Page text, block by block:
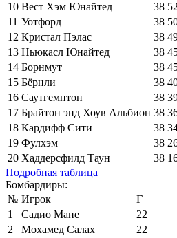
10 Вест Хэм Юнайтед 38 52
11 Уотфорд 38
12 Кристал Пэлас 38
13 Ньюкасл Юнайтед 38
14 Борнмут 38
15 Бёрнли 38
16 Саутгемптон 38
17 Брайтон энд Хоув Альбион 38
18 Кардифф Сити 38
19 Фулхэм 38
20 Хаддерсфилд Таун 38
Подробная таблица
Бомбардиры:
№ Игрок
Г
1
Садио Мане
22
2
Мохамед Салах
22